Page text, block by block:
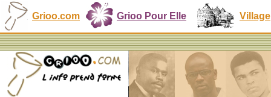
Grioo.com Grioo Pour Elle Village